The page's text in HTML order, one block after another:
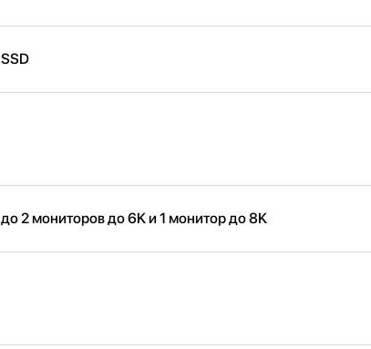
SSD
до 2 мониторов до 6K и 1 монитор до 8K